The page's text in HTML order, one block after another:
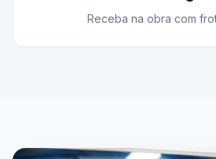
Receba na obra com